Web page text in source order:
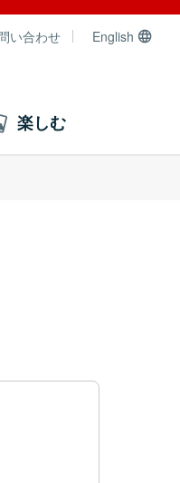
い合わせ English
楽しむ